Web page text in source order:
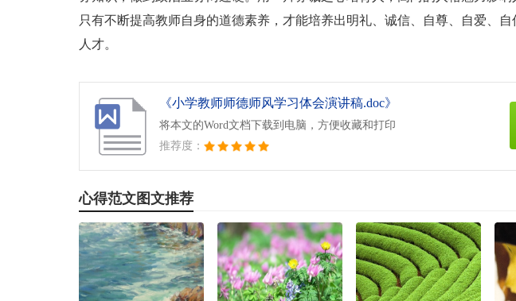
只有不断提高教师自身的道德素养，才能培养出明礼、诚信、自尊、自爱、
人才。
《小学教师师德师风学习体会演讲稿.doc》
将本文的Word文档下载到电脑，方便收藏和打印
推荐度：
心得范文图文推荐